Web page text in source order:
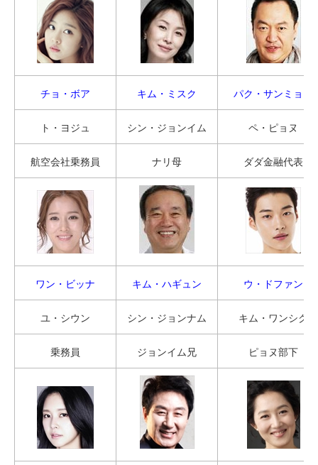
チョ・ボア キム・ミスク パク・サンミョン
ト・ヨジュ シン・ジョンイム ペ・ピョヌ
航空会社乗務員 ナリ母 ダダ金融代表
ワン・ビッナ キム・ハギュン ウ・ドファン
ユ・シウン シン・ジョンナム キム・ワンシク
乗務員 ジョンイム兄 ピョヌ部下